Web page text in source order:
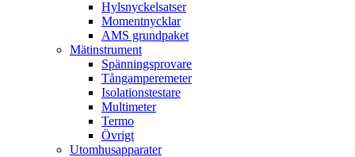
Hylsnyckelsatser
Momentnycklar
AMS grundpaket
Mätinstrument
Spänningsprovare
Tångamperemeter
Isolationstestare
Multimeter
Termo
Övrigt
Utomhusapparater